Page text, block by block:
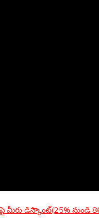
పై మీరు డిస్కౌంట్(25% నుండి